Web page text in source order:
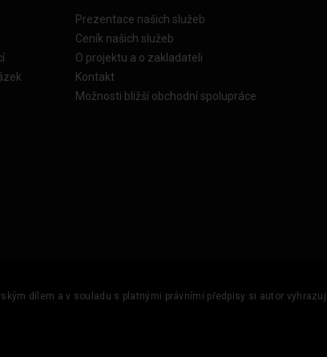
Prezentace našich služeb
Ceník našich služeb
O projektu a o zakladateli
Kontakt
Možnosti bližší obchodní spolupráce
dílem a v souladu s platnými právními předpisy si autor